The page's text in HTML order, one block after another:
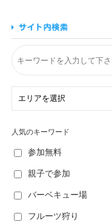
人気のキーワード
参加無料
親子で参加
バーベキュー場
フルーツ狩り